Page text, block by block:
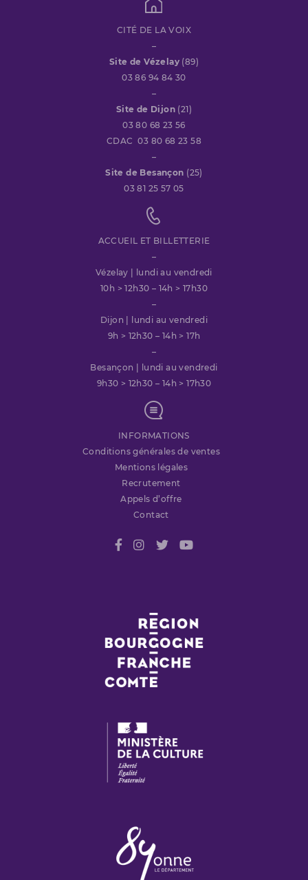
CITÉ DE LA VOIX
–
Site de Vézelay (89)
03 86 94 84 30
–
Site de Dijon (21)
03 80 68 23 56
CDAC 03 80 68 23 58
–
Site de Besançon (25)
03 81 25 57 05
ACCUEIL ET BILLETTERIE
–
Vézelay | lundi au vendredi
10h > 12h30 – 14h > 17h30
–
Dijon | lundi au vendredi
9h > 12h30 – 14h > 17h
–
Besançon | lundi au vendredi
9h30 > 12h30 – 14h > 17h30
INFORMATIONS
Conditions générales de ventes
Mentions légales
Recrutement
Appels d’offre
Contact